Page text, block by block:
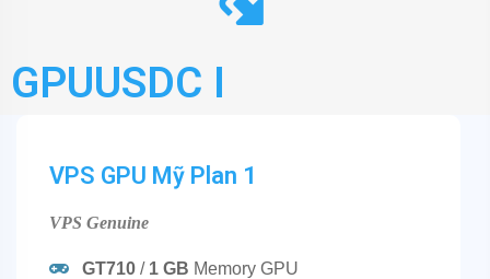
GPUUSDC I
VPS GPU Mỹ Plan 1
VPS Genuine
GT710/ 1 GB Memory GPU